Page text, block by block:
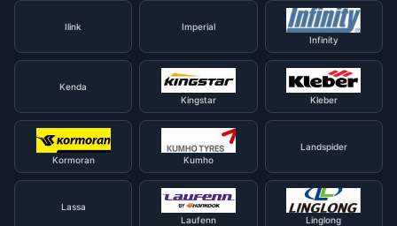
Ilink
Imperial
Infinity
Kenda
Kingstar
Kleber
Kormoran Kumho
Landspider
Lassa
Laufenn
Linglong